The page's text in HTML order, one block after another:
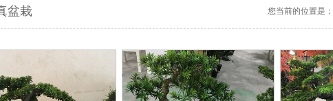
盆栽 您当前的位置是：